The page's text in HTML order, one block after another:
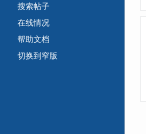
搜索帖子
在线情况
帮助文档
切换到窄版